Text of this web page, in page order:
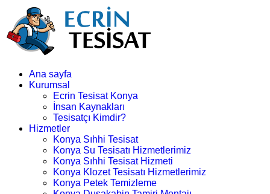
Ana sayfa
Kurumsal
Ecrin Tesisat Konya
İnsan Kaynakları
Tesisatçı Kimdir?
Hizmetler
Konya Sıhhi Tesisat
Konya Su Tesisatı Hizmetlerimiz
Konya Sıhhi Tesisat Hizmeti
Konya Klozet Tesisatı Hizmetlerimiz
Konya Petek Temizleme